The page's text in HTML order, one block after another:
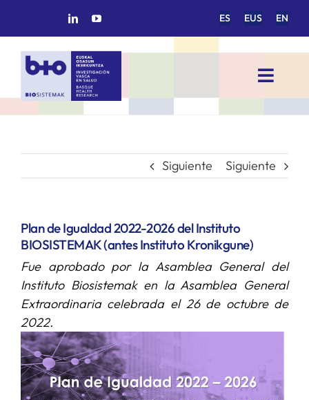
ES EUS EN
Toggle
INICIO
GRUPOS DE INVESTIGACIÓN
PROYECTOS/COLABORACIONES
SERVICIOS
APOYO I+D+I
Siguiente Siguiente
Plan de Igualdad 2022-2026 del Instituto
BIOSISTEMAK (antes Instituto Kronikgune)
Fue aprobado por la Asamblea General del
Instituto Biosistemak en la Asamblea General
Extraordinaria celebrada el 26 de octubre de
2022.